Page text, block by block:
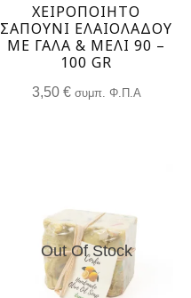
ΧΕΙΡΟΠΟΙΗΤΟ
ΣΑΠΟΥΝΙ ΕΛΑΙΟΛΑΔΟΥ
ΜΕ ΓΑΛΑ & ΜΕΛΙ 90 –
100 GR
3,50 € συμπ. Φ.Π.Α
Out Of Stock